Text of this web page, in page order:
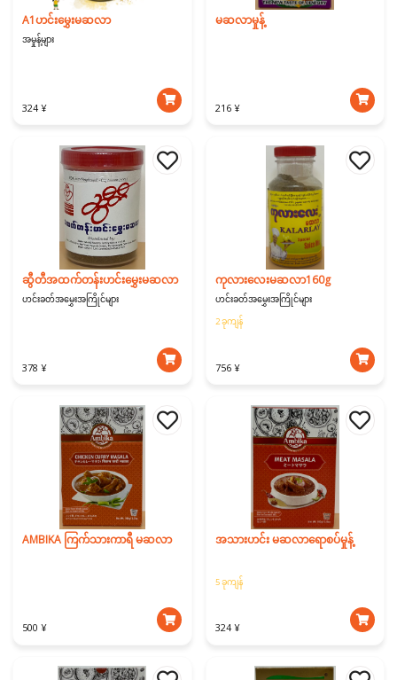
A1ဟင်းမွှေးမဆလာ
အမှုန့်များ
324 ¥
မဆလာမှုန့်
216 ¥
ဆွီတီအထက်တန်းဟင်းမွှေးမဆလာ
ဟင်းခတ်အမွှေးအကြိုင်များ
378 ¥
ကုလားလေးမဆလာ160g
ဟင်းခတ်အမွှေးအကြိုင်များ
2 ခုကျန်
756 ¥
AMBIKA ကြက်သားကာရီ မဆလာ
500 ¥
အသားဟင်း မဆလာရောစပ်မှုန့်
5 ခုကျန်
324 ¥